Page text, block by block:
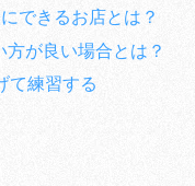
できるお店とは？
が良い場合とは？
て練習する